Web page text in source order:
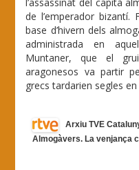
de l’emperador bizantí.
base d’hivern dels
administrada en
Muntaner, que el
aragonesos va partir
grecs tardarien segles
Arxiu TVE
Almogàvers. La venjança